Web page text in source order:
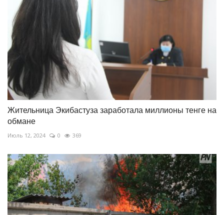
Жительница Экибастуза заработала миллионы тенге на
обмане
Июль 12, 2024 0 369